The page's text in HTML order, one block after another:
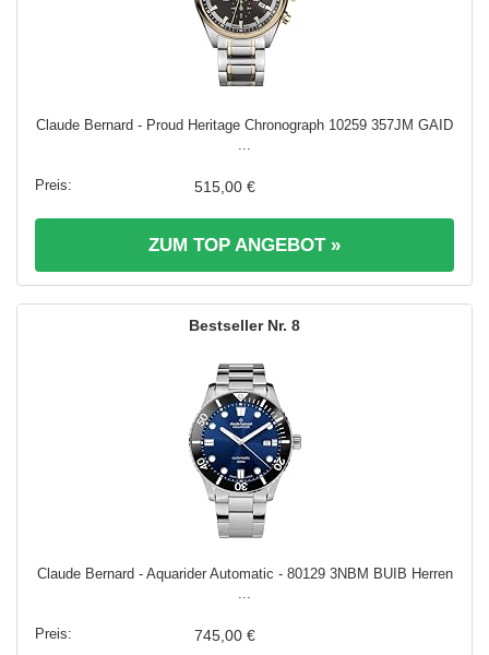
Claude Bernard - Proud Heritage Chronograph 10259 357JM GAID
...
515,00 €
ZUM TOP ANGEBOT »
8
Claude Bernard - Aquarider Automatic - 80129 3NBM BUIB Herren
...
745,00 €